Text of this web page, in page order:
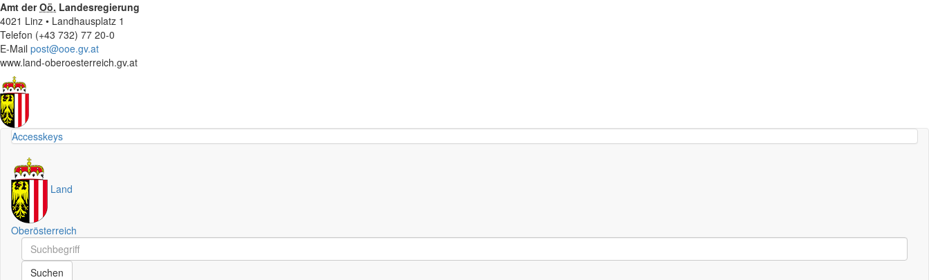
Amt derOö. Landesregierung
4021 Linz • Landhausplatz 1
Telefon (+43 732) 77 20-0
E-Mail post@ooe.gv.at
www.land-oberoesterreich.gv.at
Accesskeys
Land
Oberösterreich
Schnellsuche
Schnellsuche
Suchen